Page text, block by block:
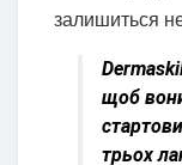
залишиться
щоб
трьох